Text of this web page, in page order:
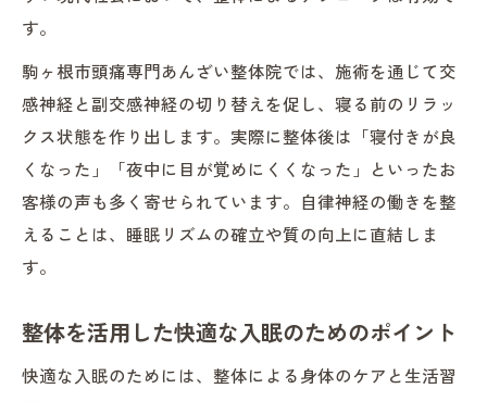
す。
駒ヶ根市頭痛専門あんざい整体院では、施術を通じて交
感神経と副交感神経の切り替えを促し、寝る前のリラッ
クス状態を作り出します。実際に整体後は「寝付きが良
くなった」「夜中に目が覚めにくくなった」といったお
客様の声も多く寄せられています。自律神経の働きを整
えることは、睡眠リズムの確立や質の向上に直結しま
す。
整体を活用した快適な入眠のためのポイント
快適な入眠のためには、整体による身体のケアと生活習